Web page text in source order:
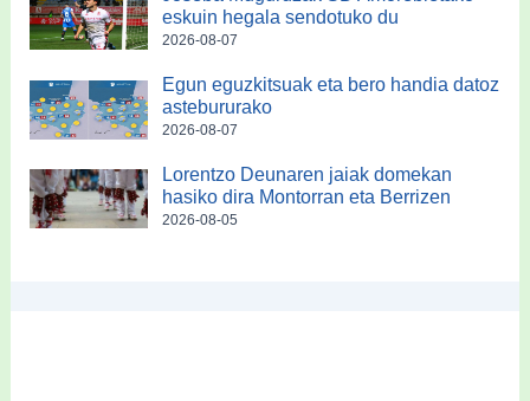
eskuin hegala sendotuko du
2026-08-07
Egun eguzkitsuak eta bero handia datoz
astebururako
2026-08-07
Lorentzo Deunaren jaiak domekan
hasiko dira Montorran eta Berrizen
2026-08-05